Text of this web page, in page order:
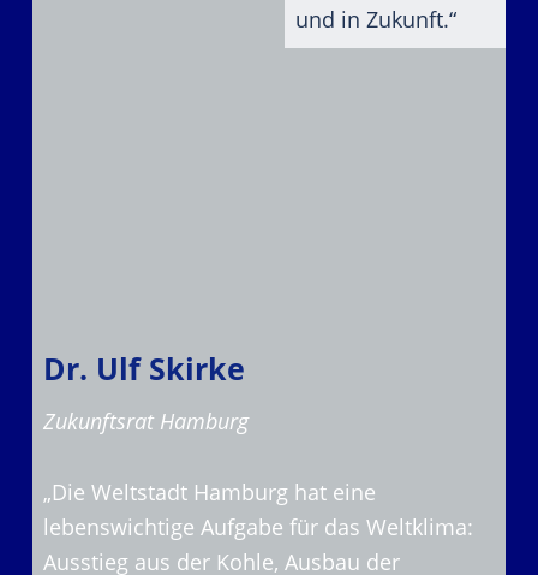
und in Zukunft.“
Dr. Ulf Skirke
Zukunftsrat Hamburg
„Die Weltstadt Hamburg hat eine
lebenswichtige Aufgabe für das Weltklima:
Ausstieg aus der Kohle, Ausbau der